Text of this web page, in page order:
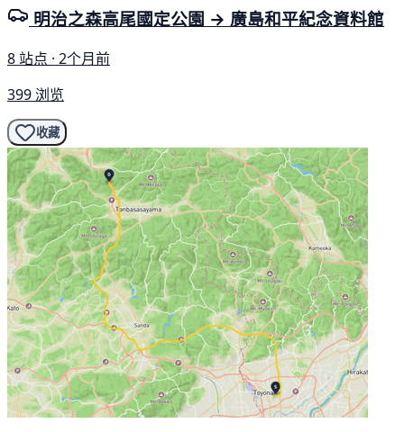
明治之森高尾國定公園 → 廣島和平紀念資料館
8 站点 · 2个月前
399 浏览
收藏